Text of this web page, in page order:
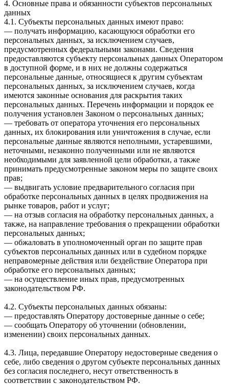
4. Основные права и обязанности субъектов персональных
данных
4.1. Субъекты персональных данных имеют право:
— получать информацию, касающуюся обработки его
персональных данных, за исключением случаев,
предусмотренных федеральными законами. Сведения
предоставляются субъекту персональных данных Оператором
в доступной форме, и в них не должны содержаться
персональные данные, относящиеся к другим субъектам
персональных данных, за исключением случаев, когда
имеются законные основания для раскрытия таких
персональных данных. Перечень информации и порядок ее
получения установлен Законом о персональных данных;
— требовать от оператора уточнения его персональных
данных, их блокирования или уничтожения в случае, если
персональные данные являются неполными, устаревшими,
неточными, незаконно полученными или не являются
необходимыми для заявленной цели обработки, а также
принимать предусмотренные законом меры по защите своих
прав;
— выдвигать условие предварительного согласия при
обработке персональных данных в целях продвижения на
рынке товаров, работ и услуг;
— на отзыв согласия на обработку персональных данных, а
также, на направление требования о прекращении обработки
персональных данных;
— обжаловать в уполномоченный орган по защите прав
субъектов персональных данных или в судебном порядке
неправомерные действия или бездействие Оператора при
обработке его персональных данных;
— на осуществление иных прав, предусмотренных
законодательством РФ.
4.2. Субъекты персональных данных обязаны:
— предоставлять Оператору достоверные данные о себе;
— сообщать Оператору об уточнении (обновлении,
изменении) своих персональных данных.
4.3. Лица, передавшие Оператору недостоверные сведения о
себе, либо сведения о другом субъекте персональных данных
без согласия последнего, несут ответственность в
соответствии с законодательством РФ.